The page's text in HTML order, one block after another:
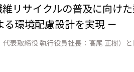
リサイクルの普及に向け
環境配慮設計を実現 －